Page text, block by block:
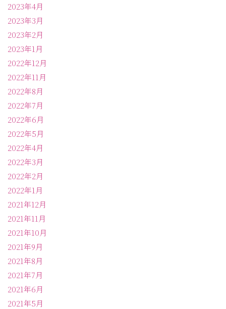
2023年4月
2023年3月
2023年2月
2023年1月
2022年12月
2022年11月
2022年8月
2022年7月
2022年6月
2022年5月
2022年4月
2022年3月
2022年2月
2022年1月
2021年12月
2021年11月
2021年10月
2021年9月
2021年8月
2021年7月
2021年6月
2021年5月